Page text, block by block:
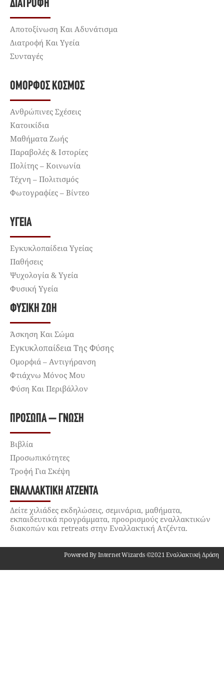
ΔΙΑΤΡΟΦΉ
Αποτοξίνωση Και Αδυνάτισμα
Διατροφή Και Υγεία
Συνταγές
ΌΜΟΡΦΟΣ ΚΌΣΜΟΣ
Ανθρώπινες Σχέσεις
Κατοικίδια
Μαθήματα Ζωής
Παραβολές & Ιστορίες
Πολίτης – Κοινωνία
Τέχνη – Πολιτισμός
Φωτογραφίες – Βίντεο
ΥΓΕΊΑ
Εγκυκλοπαίδεια Υγείας
Παθήσεις
Ψυχολογία & Υγεία
Φυσική Υγεία
ΦΥΣΙΚΉ ΖΩΉ
Άσκηση Και Σώμα
Εγκυκλοπαίδεια Της Φύσης
Ομορφιά – Αντιγήρανση
Φτιάχνω Μόνος Μου
Φύση Και Περιβάλλον
ΠΡΌΣΩΠΑ – ΓΝΏΣΗ
Βιβλία
Προσωπικότητες
Τροφή Για Σκέψη
ΕΝΑΛΛΑΚΤΙΚΉ ΑΤΖΈΝΤΑ
Δείτε χιλιάδες εκδηλώσεις, σεμινάρια, μαθήματα,
εκπαιδευτικά προγράμματα, προορισμούς εναλλακτικών
διακοπών και retreats στην Εναλλακτική Ατζέντα.
Powered By Internet Wizards ©2021 Εναλλακτική Δράση